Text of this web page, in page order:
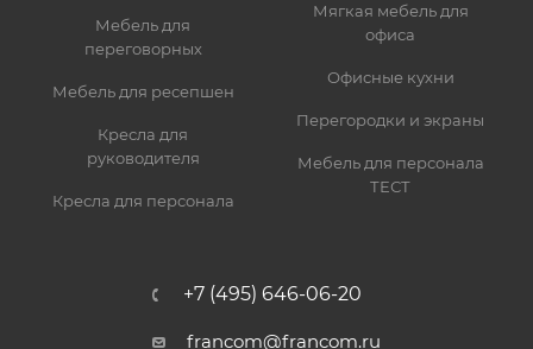
Мебель для
переговорных
Мебель для ресепшен
Кресла для
руководителя
Кресла для персонала
Мягкая мебель для
офиса
Офисные кухни
Перегородки и экраны
Мебель для персонала
ТЕСТ
+7 (495) 646-06-20
francom@francom.ru